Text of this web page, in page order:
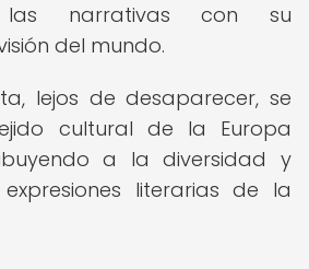
las narrativas con su
del mundo.
lejos de desaparecer, se
cultural de la Europa
a la diversidad y
literarias de la